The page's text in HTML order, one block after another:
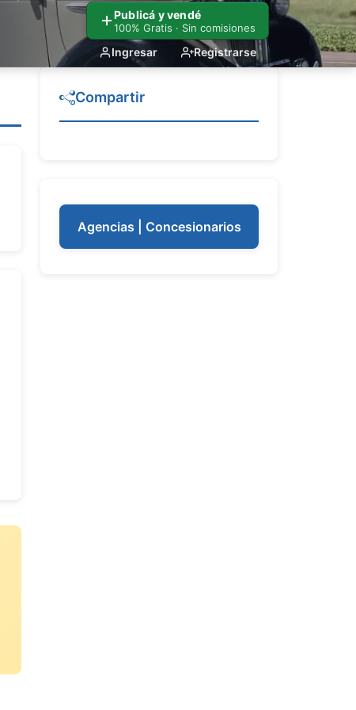
Publicá y vendé
100% Gratis · Sin comisiones
Ingresar Registrarse
Compartir
Agencias | Concesionarios